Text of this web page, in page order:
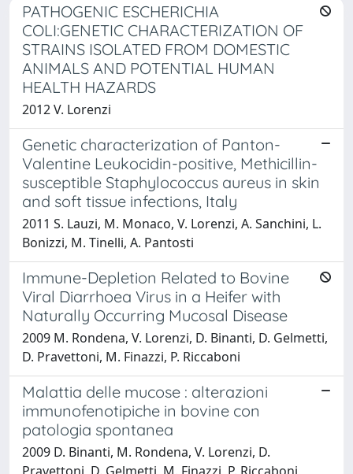
PATHOGENIC ESCHERICHIA
COLI:GENETIC CHARACTERIZATION OF
STRAINS ISOLATED FROM DOMESTIC
ANIMALS AND POTENTIAL HUMAN
HEALTH HAZARDS
2012 V. Lorenzi
Genetic characterization of Panton-
Valentine Leukocidin-positive, Methicillin-
susceptible Staphylococcus aureus in skin
and soft tissue infections, Italy
2011 S. Lauzi, M. Monaco, V. Lorenzi, A. Sanchini, L.
Bonizzi, M. Tinelli, A. Pantosti
Immune-Depletion Related to Bovine
Viral Diarrhoea Virus in a Heifer with
Naturally Occurring Mucosal Disease
2009 M. Rondena, V. Lorenzi, D. Binanti, D. Gelmetti,
D. Pravettoni, M. Finazzi, P. Riccaboni
Malattia delle mucose : alterazioni
immunofenotipiche in bovine con
patologia spontanea
2009 D. Binanti, M. Rondena, V. Lorenzi, D.